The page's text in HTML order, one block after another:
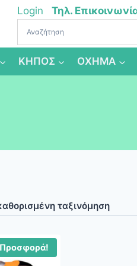
Login Τηλ.
ΚΗΠΟΣ ΟΧΗΜΑ
Προσφορά!